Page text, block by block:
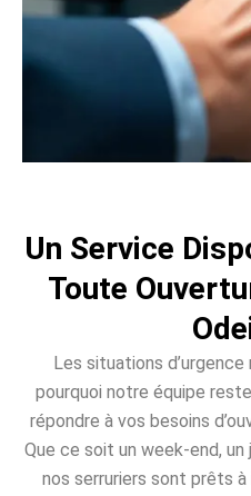
Un Service
Toute
Les situations
pourquoi notre équipe
répondre à vos besoins
Que ce soit un week-end,
nos serruriers sont prêts